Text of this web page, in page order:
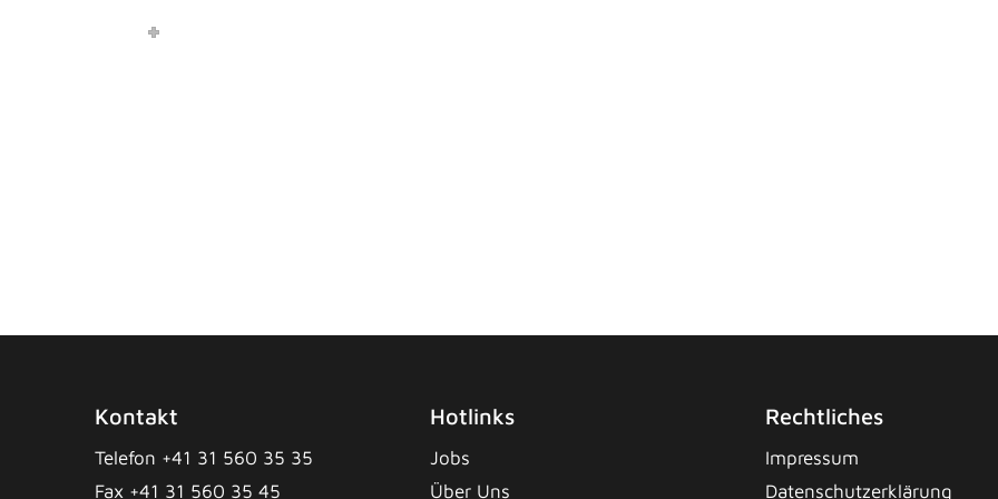
Kontakt
Telefon +41 31 560 35 35
Fax +41 31 560 35 45
Hotlinks
Jobs
Über Uns
Rechtliches
Impressum
Datenschutzerklärung